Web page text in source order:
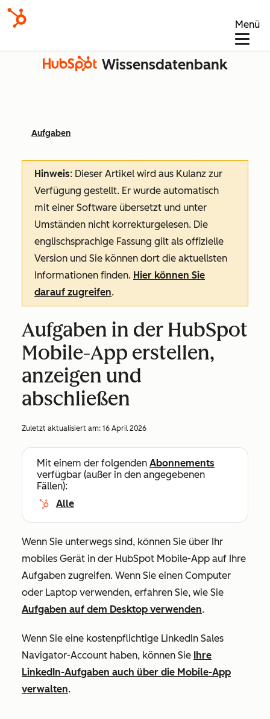
Menü
Wissensdatenbank
Aufgaben
Hinweis: Dieser Artikel wird aus Kulanz zur
Verfügung gestellt. Er wurde automatisch
mit einer Software übersetzt und unter
Umständen nicht korrekturgelesen. Die
englischsprachige Fassung gilt als offizielle
Version und Sie können dort die aktuellsten
Informationen finden. Hier können Sie
darauf zugreifen.
Aufgaben in der HubSpot
Mobile-App erstellen,
anzeigen und
abschließen
Zuletzt aktualisiert am: 16 April 2026
Mit einem der folgenden Abonnements
verfügbar (außer in den angegebenen
Fällen):
Alle
Wenn Sie unterwegs sind, können Sie über Ihr
mobiles Gerät in der HubSpot Mobile-App auf Ihre
Aufgaben zugreifen. Wenn Sie einen Computer
oder Laptop verwenden, erfahren Sie, wie Sie
Aufgaben auf dem Desktop verwenden.
Wenn Sie eine kostenpflichtige LinkedIn Sales
Navigator-Account haben, können Sie Ihre
LinkedIn-Aufgaben auch über die Mobile-App
verwalten.